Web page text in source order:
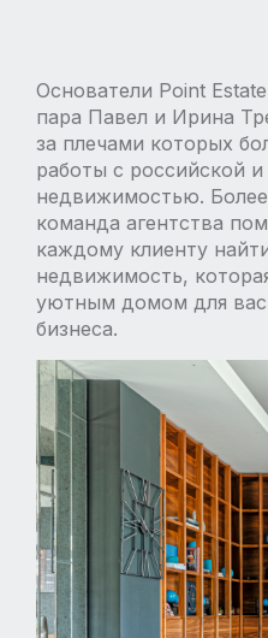
Основатели Point
пара Павел и Ирина
за плечами которых
работы с российской
недвижимостью. Более
команда агентства
каждому клиенту
недвижимость,
уютным домом для
бизнеса.